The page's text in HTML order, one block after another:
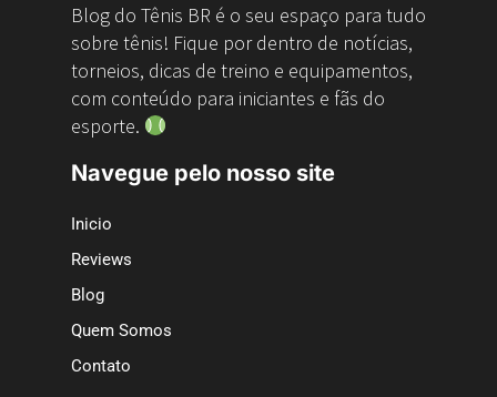
Blog do Tênis BR é o seu espaço para tudo
sobre tênis! Fique por dentro de notícias,
torneios, dicas de treino e equipamentos,
com conteúdo para iniciantes e fãs do
esporte.
Navegue pelo nosso site
Inicio
Reviews
Blog
Quem Somos
Contato